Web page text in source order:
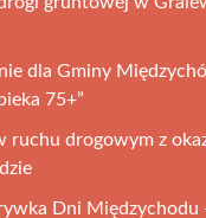
dla Gminy
75+”
ruchu drogowym z
Dni Międzychodu